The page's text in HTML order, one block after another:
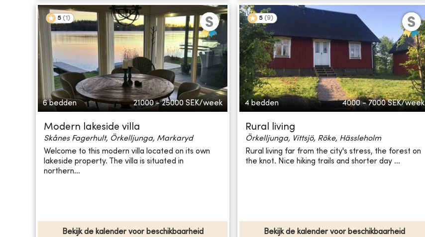
5 (1 )
6 bedden 21000 - 25000 SEK/week
Modern lakeside villa
Skånes Fagerhult, Örkelljunga, Markaryd
Welcome to this modern villa located on its own
lakeside property. The villa is situated in
northern...
Bekijk de kalender voor beschikbaarheid
5 (9)
4 bedden 4000 - 7000 SEK/week
Rural living
Örkelljunga, Vittsjö, Röke, Hässleholm
Rural living far from the city's stress, the forest on
the knot. Nice hiking trails and shorter day ...
Bekijk de kalender voor beschikbaarheid